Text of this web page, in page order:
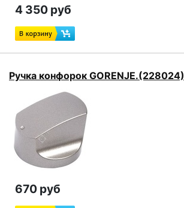
4 350 руб
Ручка конфорок GORENJE.(228024)
670 руб